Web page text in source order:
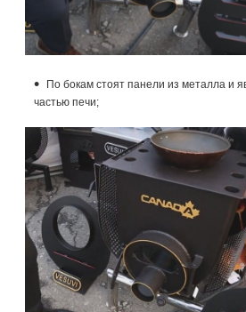
По бокам стоят панели из металла и
частью печи;